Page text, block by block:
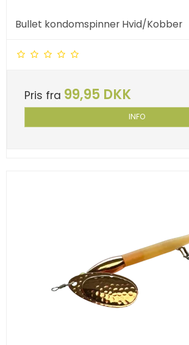
Bullet kondomspinner Hvid/Kobber
Pris fra 99,95 DKK
INFO